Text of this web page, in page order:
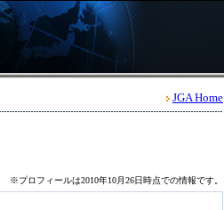
JGA Home
※プロフィールは2010年10月26日時点での情報です。